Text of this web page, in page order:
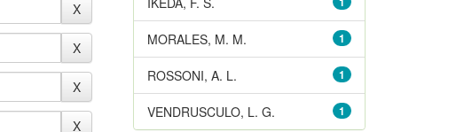
1
MORALES, M. M.
1
ROSSONI, A. L.
1
VENDRUSCULO, L. G.